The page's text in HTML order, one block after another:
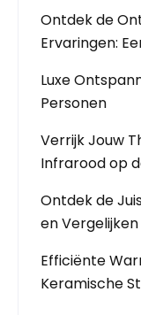
Ontdek de
Ervaringen:
Luxe
Personen
Verrijk Jouw
Infrarood op
Ontdek de
en
Efficiënte
Keramische